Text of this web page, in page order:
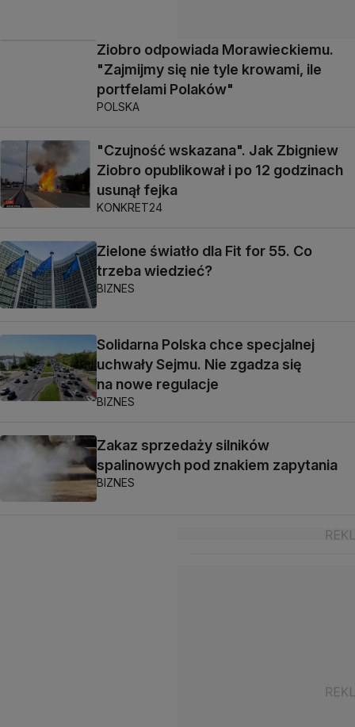
Ziobro odpowiada Morawieckiemu.
"Zajmijmy się nie tyle krowami, ile
portfelami Polaków"
POLSKA
"Czujność wskazana". Jak Zbigniew
Ziobro opublikował i po 12 godzinach
usunął fejka
KONKRET24
Zielone światło dla Fit for 55. Co
trzeba wiedzieć?
BIZNES
Solidarna Polska chce specjalnej
uchwały Sejmu. Nie zgadza się
na nowe regulacje
BIZNES
Zakaz sprzedaży silników
spalinowych pod znakiem zapytania
BIZNES